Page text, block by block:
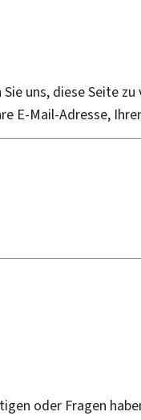
uns, diese Seite
E-Mail-Adresse,
oder Fragen